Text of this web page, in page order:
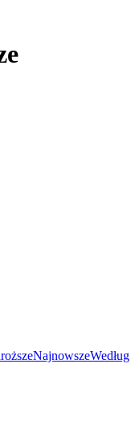
NajnowszeWedług